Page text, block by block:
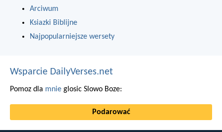
Arciwum
Ksiazki Biblijne
Najpopularniejsze wersety
Wsparcie DailyVerses.net
Pomoz dla mnie glosic Slowo Boze:
Podarować